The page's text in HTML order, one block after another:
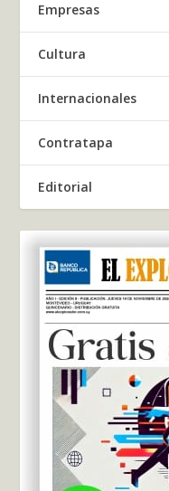
Empresas
Cultura
Internacionales
Contratapa
Editorial